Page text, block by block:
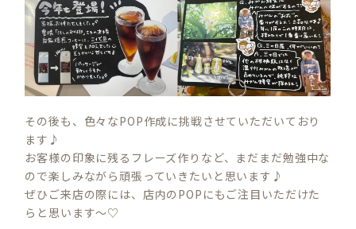
その後も、色々なPOP作成に挑戦させていただいており
ます♪
お客様の印象に残るフレーズ作りなど、まだまだ勉強中な
ので楽しみながら頑張っていきたいと思います♪
ぜひご来店の際には、店内のPOPにもご注目いただけた
らと思います～♡